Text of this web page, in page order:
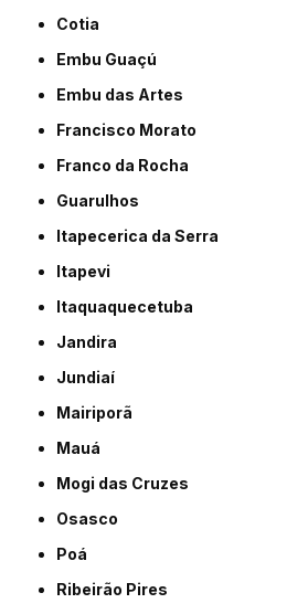
Cotia
Embu Guaçú
Embu das Artes
Francisco Morato
Franco da Rocha
Guarulhos
Itapecerica da Serra
Itapevi
Itaquaquecetuba
Jandira
Jundiaí
Mairiporã
Mauá
Mogi das Cruzes
Osasco
Poá
Ribeirão Pires